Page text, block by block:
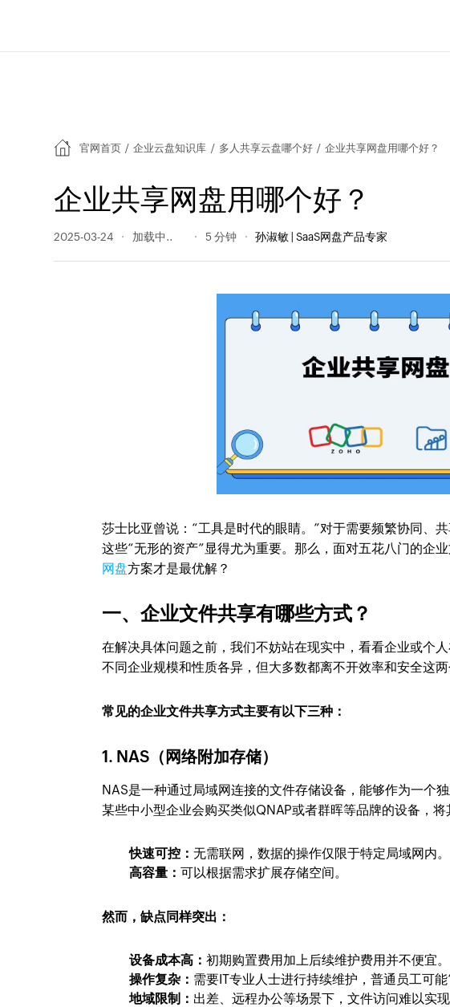
官网首页 / 企业云盘知识库 / 多人共享云盘哪个好 / 企业共享网盘用哪个好？
企业共享网盘用哪个好？
2025-03-24 212 阅读量 5 分钟 孙淑敏 | SaaS网盘产品专家
莎士比亚曾说：“工具是时代的眼睛。”对于需要频繁协同、
这些“无形的资产”显得尤为重要。那么，面对五花八门的企
网盘方案才是最优解？
一、企业文件共享有哪些方式？
在解决具体问题之前，我们不妨站在现实中，看看企业或个
不同企业规模和性质各异，但大多数都离不开效率和安全这
常见的企业文件共享方式主要有以下三种：
1. NAS（网络附加存储）
NAS是一种通过局域网连接的文件存储设备，能够作为一个
某些中小型企业会购买类似QNAP或者群晖等品牌的设备，将
快速可控：无需联网，数据的操作仅限于特定局域网内。
高容量：可以根据需求扩展存储空间。
然而，缺点同样突出：
设备成本高：初期购置费用加上后续维护费用并不便宜。
操作复杂： 需要IT专业人士进行持续维护，普通员工可能
地域限制： 出差、远程办公等场景下，文件访问难以实现